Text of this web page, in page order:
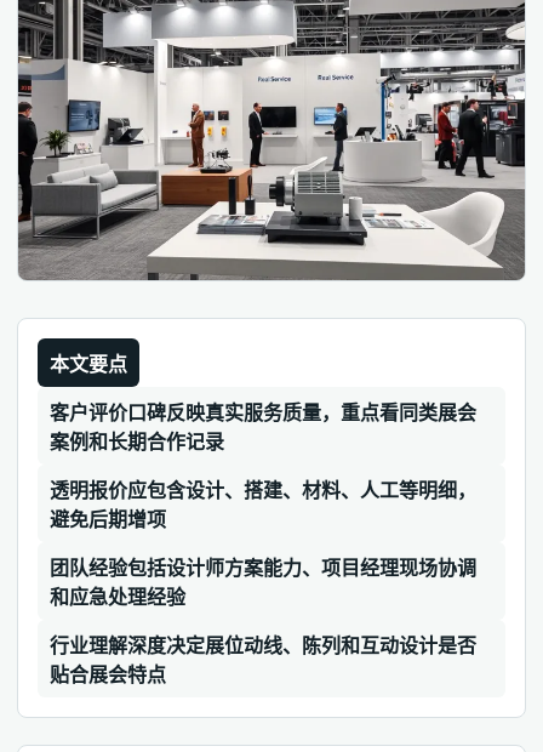
本文要点
客户评价口碑反映真实服务质量，重点看同类展会
案例和长期合作记录
透明报价应包含设计、搭建、材料、人工等明细，
避免后期增项
团队经验包括设计师方案能力、项目经理现场协调
和应急处理经验
行业理解深度决定展位动线、陈列和互动设计是否
贴合展会特点